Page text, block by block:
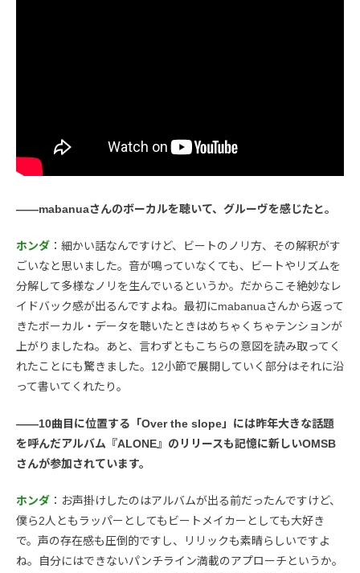
――mabanuaさんのボーカルを聴いて、グルーヴを感じたと。
ホンダ ：細かい話なんですけど、ビートのノリ方、その解釈がす
ごいなと思いました。音が鳴っていなくても、ビートやリズムを
分解して多様なノリを生んでいるというか。だからこそ絶妙なレ
イドバック感が出るんですよね。最初にmabanuaさんから返って
きたボーカル・データを聴いたときはめちゃくちゃテンションが
上がりましたね。あと、言わずともこちらの意図を読み取ってく
れたことにも驚きました。12小節で展開していく部分はそれに沿
って書いてくれたり。
――10曲目に位置する「Over the slope」には昨年大きな話題
を呼んだアルバム『ALONE』のリリースも記憶に新しいOMSB
さんが参加されています。
ホンダ ：お声掛けしたのはアルバムが出る前だったんですけど、
僕ら2人ともラッパーとしてもビートメイカーとしても大好き
で。声の存在感も圧倒的ですし、リリックも素晴らしいですよ
ね。自分にはできないパンチライン満載のアプローチというか。